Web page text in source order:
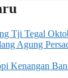
Tji Tegal
Agung
Kenangan